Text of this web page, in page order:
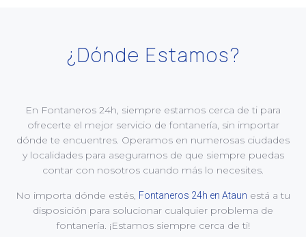
¿Dónde Estamos?​
En Fontaneros 24h, siempre estamos cerca de ti para
ofrecerte el mejor servicio de fontanería, sin importar
dónde te encuentres. Operamos en numerosas ciudades
y localidades para asegurarnos de que siempre puedas
contar con nosotros cuando más lo necesites.
No importa dónde estés, Fontaneros 24h en Ataun está a tu
disposición para solucionar cualquier problema de
fontanería. ¡Estamos siempre cerca de ti!